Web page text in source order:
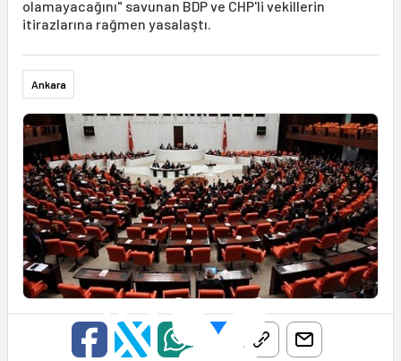
olamayacağını" savunan BDP ve CHP'li vekillerin
itirazlarına rağmen yasalaştı.
Ankara